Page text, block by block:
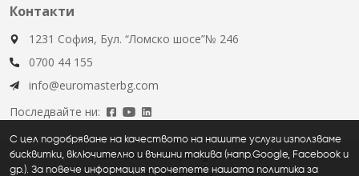
Контакти
1231 София, Бул. “Ломско шосе”№ 246
0700 44 155
info@euromasterbg.com
Последвайте ни:
Euromaster © 2026, all rights reserved
С цел подобряване на качеството на нашите услуги използваме
бисквитки, включително и външни такива (напр.Google, Facebook и
др.). За повече информация прочетете нашата политика за